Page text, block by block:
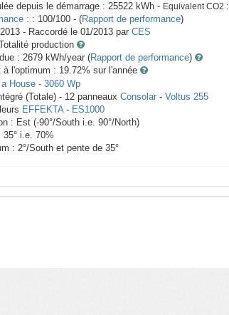
depuis le démarrage : 25522 kWh - Equivalent CO2 :
: : 100/100 - (Rapport de performance)
- Raccordé le 01/2013 par CES
production
: 2679 kWh/year (Rapport de performance)
à l'optimum : 19.72% sur l'année
House - 3060 Wp
(Totale) - 12 panneaux Consolar - Voltus 255
EFFEKTA- ES1000
: Est (-90°/South i.e. 90°/North)
35° i.e. 70%
: 2°/South et pente de 35°